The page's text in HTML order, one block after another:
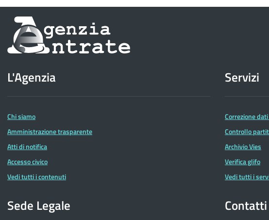
Informazioni
sul
dell'Agenzia
delle
Entrate
L'Agenzia
Chi siamo
Amministrazione trasparente
Atti di notifica
Accesso civico
Vedi tutti i contenuti
Servizi
Correzione
Controllo
Archivio Vies
Verifica glifo
Vedi tutti i
Sede Legale